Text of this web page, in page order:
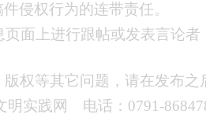
侵权行为的连带责任。
页面上进行跟帖或发表言论
权等其它问题，请在发布之
明实践网 电话：0791-